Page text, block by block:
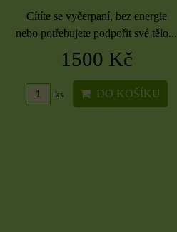
Cítíte se vyčerpaní, bez energie
nebo potřebujete podpořit své tělo...
1500 Kč
ks DO KOŠÍKU